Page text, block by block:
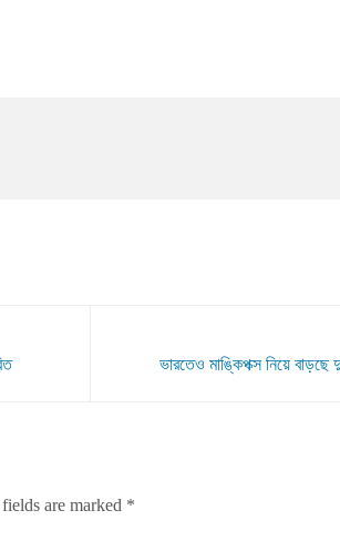
ভারতেও মাঙ্কিপক্স নিয়ে বাড়ছে
are marked *